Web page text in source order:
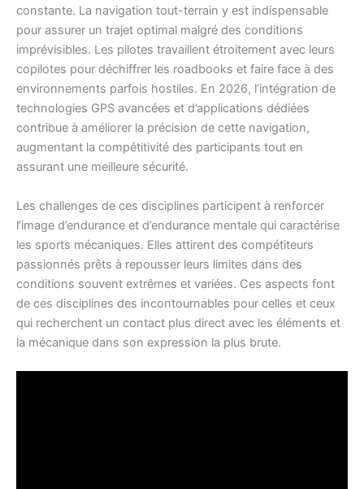
constante. La navigation tout-terrain y est indispensable
pour assurer un trajet optimal malgré des conditions
imprévisibles. Les pilotes travaillent étroitement avec leurs
copilotes pour déchiffrer les roadbooks et faire face à des
environnements parfois hostiles. En 2026, l’intégration de
technologies GPS avancées et d’applications dédiées
contribue à améliorer la précision de cette navigation,
augmentant la compétitivité des participants tout en
assurant une meilleure sécurité.
Les challenges de ces disciplines participent à renforcer
l’image d’endurance et d’endurance mentale qui caractérise
les sports mécaniques. Elles attirent des compétiteurs
passionnés prêts à repousser leurs limites dans des
conditions souvent extrêmes et variées. Ces aspects font
de ces disciplines des incontournables pour celles et ceux
qui recherchent un contact plus direct avec les éléments et
la mécanique dans son expression la plus brute.